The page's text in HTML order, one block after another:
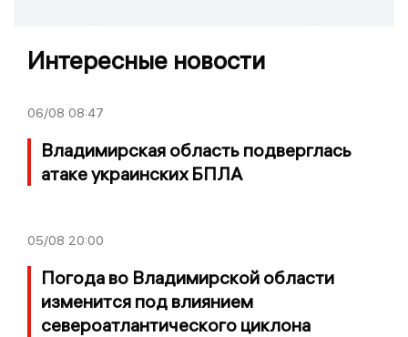
Интересные новости
06/08 08:47
Владимирская область подверглась
атаке украинских БПЛА
05/08 20:00
Погода во Владимирской области
изменится под влиянием
североатлантического циклона